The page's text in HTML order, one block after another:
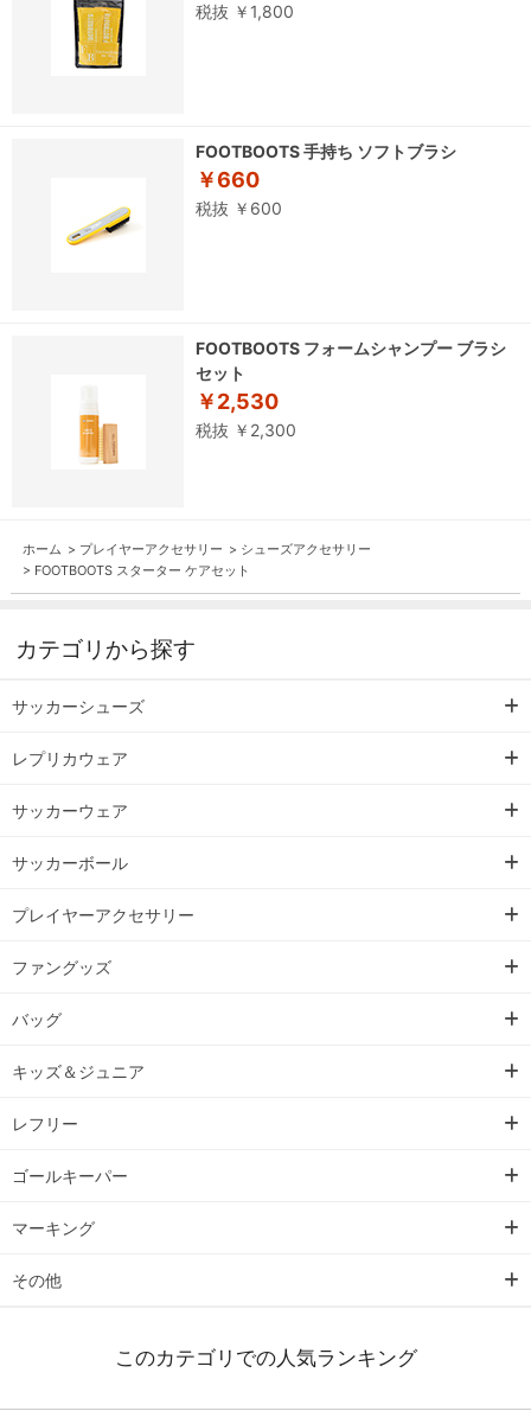
税抜 ￥1,800
FOOTBOOTS 手持ち ソフトブラシ
￥660
税抜 ￥600
FOOTBOOTS フォームシャンプー ブラシ
セット
￥2,530
税抜 ￥2,300
ホーム > プレイヤーアクセサリー > シューズアクセサリー
> FOOTBOOTS スターター ケアセット
カテゴリから探す
サッカーシューズ
レプリカウェア
サッカーウェア
サッカーボール
プレイヤーアクセサリー
ファングッズ
バッグ
キッズ＆ジュニア
レフリー
ゴールキーパー
マーキング
その他